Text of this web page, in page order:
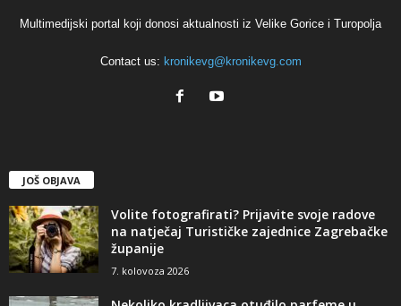
Multimedijski portal koji donosi aktualnosti iz Velike Gorice i Turopolja
Contact us: kronikevg@kronikevg.com
JOŠ OBJAVA
Volite fotografirati? Prijavite svoje radove
na natječaj Turističke zajednice Zagrebačke
županije
7. kolovoza 2026